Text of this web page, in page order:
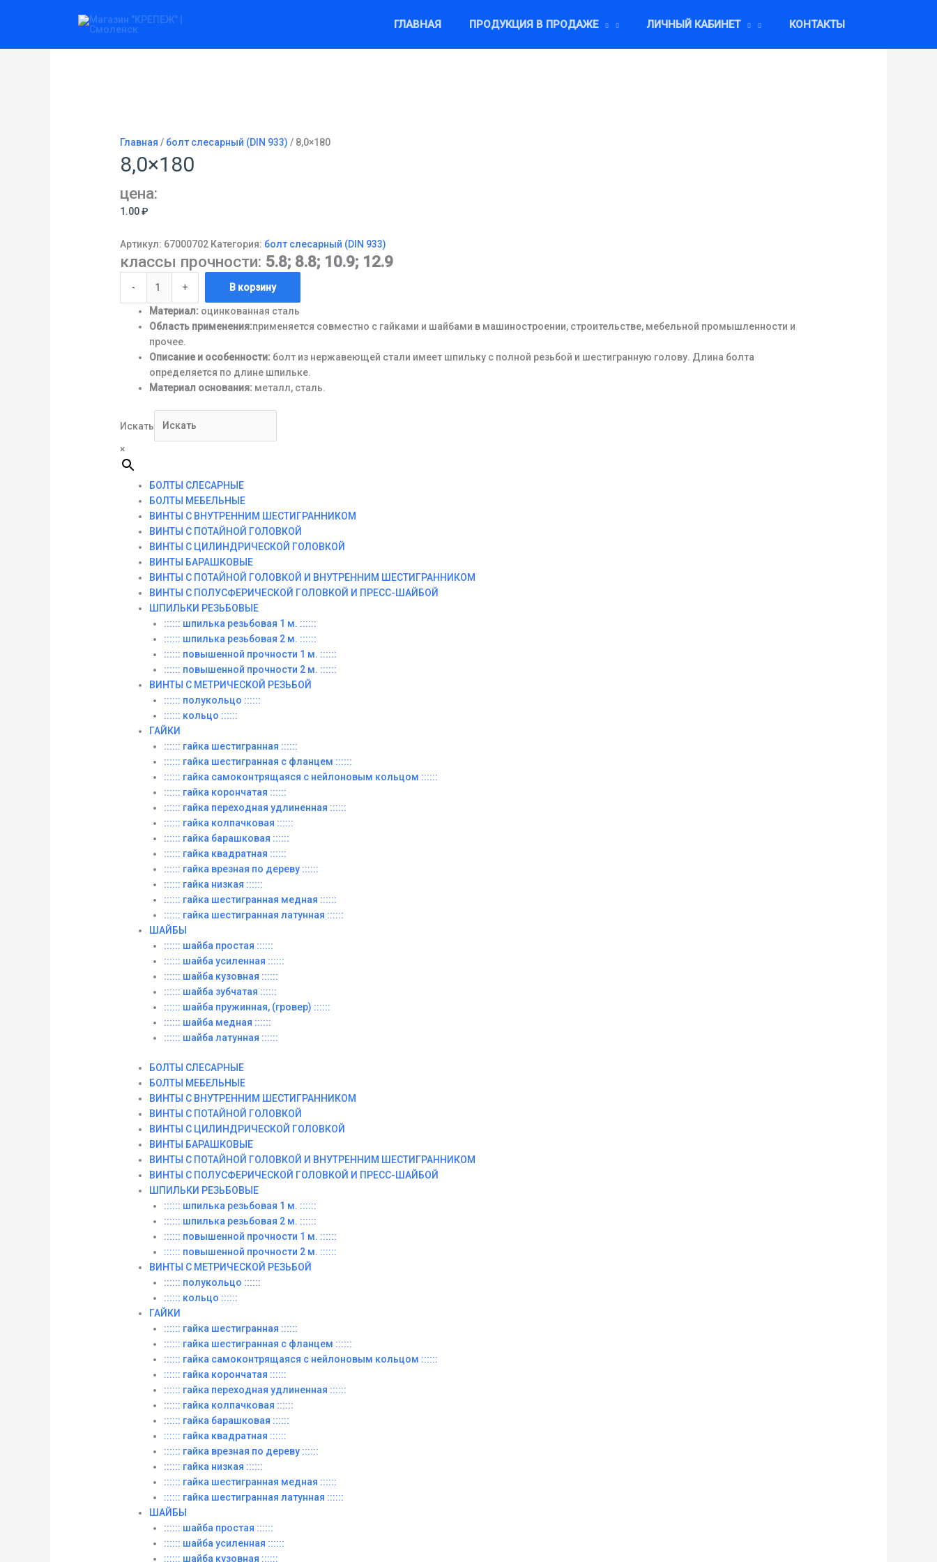
ГЛАВНАЯ ПРОДУКЦИЯ В ПРОДАЖЕ ЛИЧНЫЙ КАБИНЕТ КОНТАКТЫ
Главная / болт слесарный (DIN 933) / 8,0×180
8,0×180
цена:
1.00₽
Артикул: 67000702 Категория: болт слесарный (DIN 933)
классы прочности: 5.8; 8.8; 10.9; 12.9
-
товара
+ В корзину
Материал: оцинкованная сталь
Область применения:применяется совместно с гайками и шайбами в машиностроении, строительстве, мебельной промышленности и
прочее.
Описание и особенности: болт из нержавеющей стали имеет шпильку с полной резьбой и шестигранную голову. Длина болта
определяется по длине шпильке.
Материал основания: металл, сталь.
Искать
×
БОЛТЫ СЛЕСАРНЫЕ
БОЛТЫ МЕБЕЛЬНЫЕ
ВИНТЫ С ВНУТРЕННИМ ШЕСТИГРАННИКОМ
ВИНТЫ С ПОТАЙНОЙ ГОЛОВКОЙ
ВИНТЫ С ЦИЛИНДРИЧЕСКОЙ ГОЛОВКОЙ
ВИНТЫ БАРАШКОВЫЕ
ВИНТЫ С ПОТАЙНОЙ ГОЛОВКОЙ И ВНУТРЕННИМ ШЕСТИГРАННИКОМ
ВИНТЫ С ПОЛУСФЕРИЧЕСКОЙ ГОЛОВКОЙ И ПРЕСС-ШАЙБОЙ
ШПИЛЬКИ РЕЗЬБОВЫЕ
:::::: шпилька резьбовая 1 м. ::::::
:::::: шпилька резьбовая 2 м. ::::::
:::::: повышенной прочности 1 м. ::::::
:::::: повышенной прочности 2 м. ::::::
ВИНТЫ C МЕТРИЧЕСКОЙ РЕЗЬБОЙ
:::::: полукольцо ::::::
:::::: кольцо ::::::
ГАЙКИ
:::::: гайка шестигранная ::::::
:::::: гайка шестигранная с фланцем ::::::
:::::: гайка самоконтрящаяся с нейлоновым кольцом ::::::
:::::: гайка корончатая ::::::
:::::: гайка переходная удлиненная ::::::
:::::: гайка колпачковая ::::::
:::::: гайка барашковая ::::::
:::::: гайка квадратная ::::::
:::::: гайка врезная по дереву ::::::
:::::: гайка низкая ::::::
:::::: гайка шестигранная медная ::::::
:::::: гайка шестигранная латунная ::::::
ШАЙБЫ
:::::: шайба простая ::::::
:::::: шайба усиленная ::::::
:::::: шайба кузовная ::::::
:::::: шайба зубчатая ::::::
:::::: шайба пружинная, (гровер) ::::::
:::::: шайба медная ::::::
:::::: шайба латунная ::::::
БОЛТЫ СЛЕСАРНЫЕ
БОЛТЫ МЕБЕЛЬНЫЕ
ВИНТЫ С ВНУТРЕННИМ ШЕСТИГРАННИКОМ
ВИНТЫ С ПОТАЙНОЙ ГОЛОВКОЙ
ВИНТЫ С ЦИЛИНДРИЧЕСКОЙ ГОЛОВКОЙ
ВИНТЫ БАРАШКОВЫЕ
ВИНТЫ С ПОТАЙНОЙ ГОЛОВКОЙ И ВНУТРЕННИМ ШЕСТИГРАННИКОМ
ВИНТЫ С ПОЛУСФЕРИЧЕСКОЙ ГОЛОВКОЙ И ПРЕСС-ШАЙБОЙ
ШПИЛЬКИ РЕЗЬБОВЫЕ
:::::: шпилька резьбовая 1 м. ::::::
:::::: шпилька резьбовая 2 м. ::::::
:::::: повышенной прочности 1 м. ::::::
:::::: повышенной прочности 2 м. ::::::
ВИНТЫ C МЕТРИЧЕСКОЙ РЕЗЬБОЙ
:::::: полукольцо ::::::
:::::: кольцо ::::::
ГАЙКИ
:::::: гайка шестигранная ::::::
:::::: гайка шестигранная с фланцем ::::::
:::::: гайка самоконтрящаяся с нейлоновым кольцом ::::::
:::::: гайка корончатая ::::::
:::::: гайка переходная удлиненная ::::::
:::::: гайка колпачковая ::::::
:::::: гайка барашковая ::::::
:::::: гайка квадратная ::::::
:::::: гайка врезная по дереву ::::::
:::::: гайка низкая ::::::
:::::: гайка шестигранная медная ::::::
:::::: гайка шестигранная латунная ::::::
ШАЙБЫ
:::::: шайба простая ::::::
:::::: шайба усиленная ::::::
:::::: шайба кузовная ::::::